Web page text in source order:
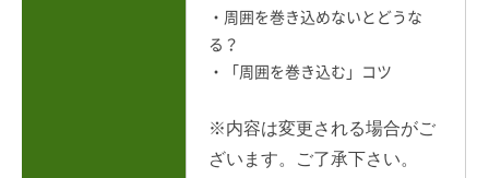
・周囲を巻き込めないとどうな
る？
・「周囲を巻き込む」コツ
※内容は変更される場合がご
ざいます。ご了承下さい。